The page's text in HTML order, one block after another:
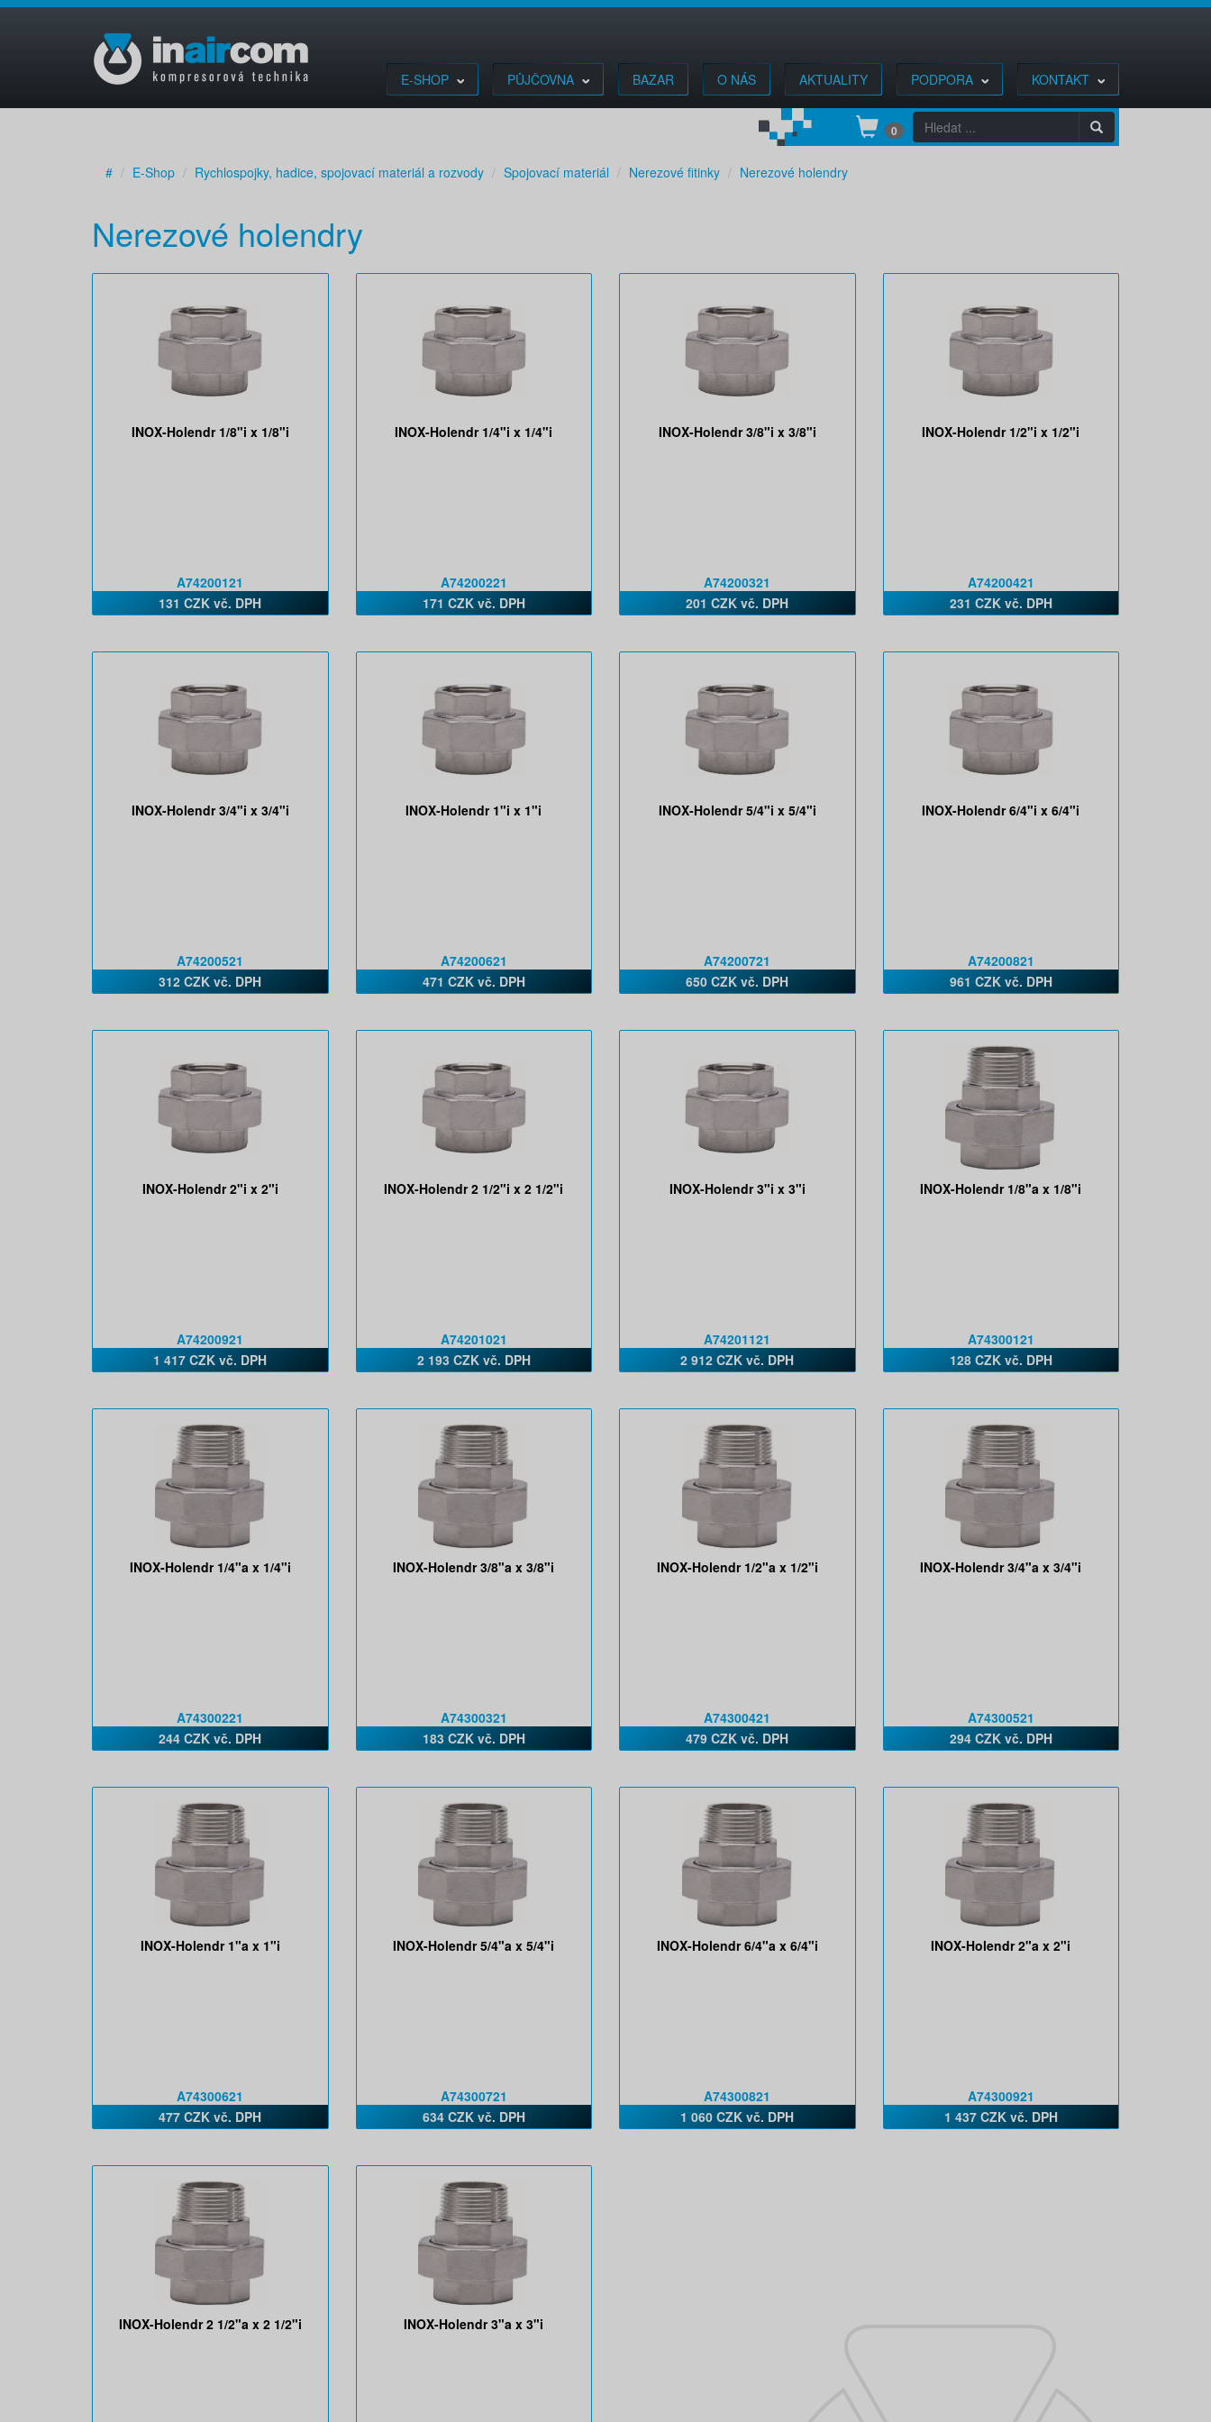
E-SHOP PŮJČOVNA BAZAR O NÁS AKTUALITY PODPORA KONTAKT
0
# E-Shop Rychlospojky, hadice, spojovací materiál a rozvody Spojovací materiál Nerezové fitinky Nerezové holendry
Nerezové holendry
INOX-Holendr 1/8"i x 1/8"i
A74200121
131 CZK vč. DPH
INOX-Holendr 1/4"i x 1/4"i
A74200221
171 CZK vč. DPH
INOX-Holendr 3/8"i x 3/8"i
A74200321
201 CZK vč. DPH
INOX-Holendr 1/2"i x 1/2"i
A74200421
231 CZK vč. DPH
INOX-Holendr 3/4"i x 3/4"i
A74200521
312 CZK vč. DPH
INOX-Holendr 1"i x 1"i
A74200621
471 CZK vč. DPH
INOX-Holendr 5/4"i x 5/4"i
A74200721
650 CZK vč. DPH
INOX-Holendr 6/4"i x 6/4"i
A74200821
961 CZK vč. DPH
INOX-Holendr 2"i x 2"i
A74200921
1 417 CZK vč. DPH
INOX-Holendr 2 1/2"i x 2 1/2"i
A74201021
2 193 CZK vč. DPH
INOX-Holendr 3"i x 3"i
A74201121
2 912 CZK vč. DPH
INOX-Holendr 1/8"a x 1/8"i
A74300121
128 CZK vč. DPH
INOX-Holendr 1/4"a x 1/4"i
A74300221
244 CZK vč. DPH
INOX-Holendr 3/8"a x 3/8"i
A74300321
183 CZK vč. DPH
INOX-Holendr 1/2"a x 1/2"i
A74300421
479 CZK vč. DPH
INOX-Holendr 3/4"a x 3/4"i
A74300521
294 CZK vč. DPH
INOX-Holendr 1"a x 1"i
A74300621
477 CZK vč. DPH
INOX-Holendr 5/4"a x 5/4"i
A74300721
634 CZK vč. DPH
INOX-Holendr 6/4"a x 6/4"i
A74300821
1 060 CZK vč. DPH
INOX-Holendr 2"a x 2"i
A74300921
1 437 CZK vč. DPH
INOX-Holendr 2 1/2"a x 2 1/2"i INOX-Holendr 3"a x 3"i